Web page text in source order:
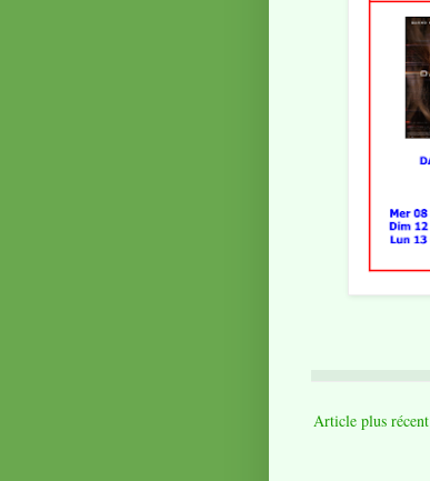
Article plus récent